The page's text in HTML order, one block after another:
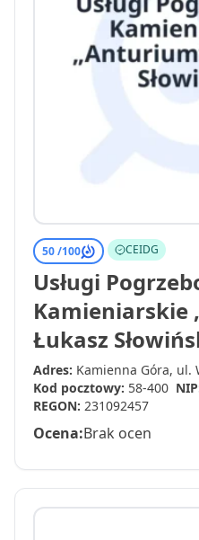
50 /100 CEIDG
Usługi
Kamieniarskie
Łukasz
Adres: Kamienna Góra, ul.
Kod pocztowy: 58-400
REGON: 231092457
Ocena:Brak ocen